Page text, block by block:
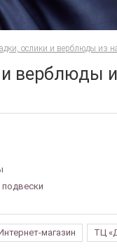
ослики и верблюды из
верблюды
магазин ТЦ